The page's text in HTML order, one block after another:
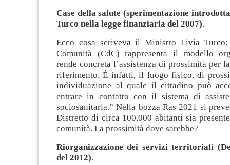
Case della salute (sperimentazione
Turco nella legge finanziaria del 2007).
Ecco cosa scriveva il Ministro Livia Turco:
Comunità (CdC) rappresenta il modello
rende concreta l’assistenza di prossimità per
riferimento. È infatti, il luogo fisico, di
individuazione al quale il cittadino può
entrare in contatto con il sistema di
sociosanitaria.” Nella bozza Ras 2021 si
Distretto di circa 100.000 abitanti sia
comunità. La prossimità dove sarebbe?
Riorganizzazione dei servizi territoriali
del 2012).